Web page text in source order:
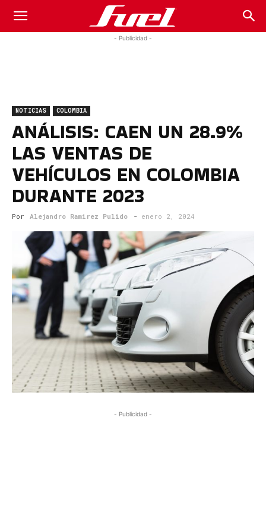
Fuel
Magazine
- Publicidad -
NOTICIAS COLOMBIA
ANÁLISIS: CAEN UN 28.9%
LAS VENTAS DE
VEHÍCULOS EN COLOMBIA
DURANTE 2023
Por Alejandro Ramirez Pulido - enero 2, 2024
- Publicidad -